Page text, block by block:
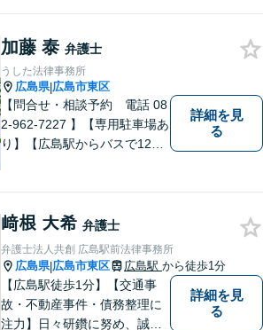
の「平和」が実現できるよ
う、依頼者一人ひとりに寄り
添い、解決へ導きます。
加藤 泰 弁護士
うした法律事務所
広島県|広島市東区
【問合せ・相談予約 電話 08
2-962-7227 】【専用駐車場あ
り】【広島駅からバスで12
お電話ください。
詳細を見
る
﨑根 大希 弁護士
弁護士法人共創 広島駅前法律事務所
広島県|広島市東区 広島駅 から徒歩1分
【広島駅徒歩1分】【交通事
故・不動産事件・債務整理に
注力】日々研鑽に努め、誠実
詳細を見
る